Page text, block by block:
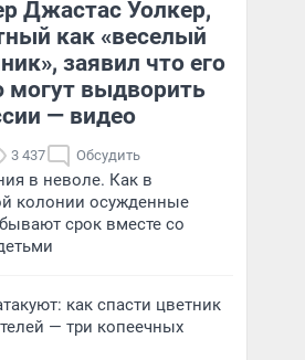
Джастас Уолкер,
как «веселый
заявил что его
выдворить
— видео
3 437 Обсудить
в неволе. Как в
колонии осужденные
срок вместе со
как спасти цветник
— три копеечных